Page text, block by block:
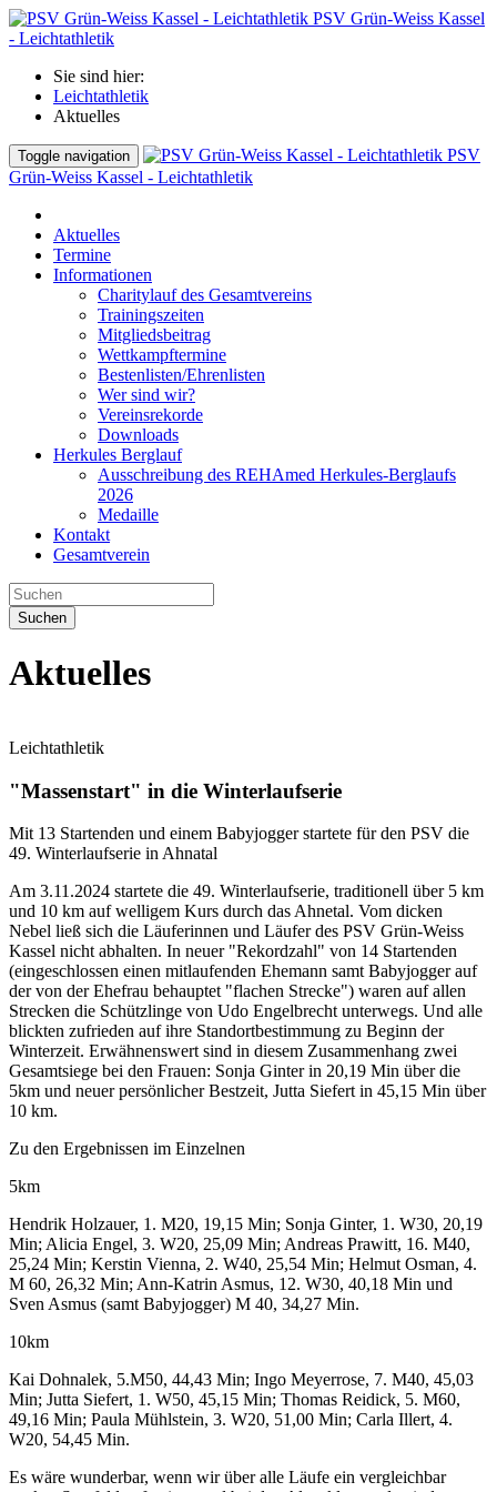
PSV Grün-Weiss Kassel
- Leichtathletik
Sie sind hier:
Leichtathletik
Aktuelles
Toggle navigation
PSV
Grün-Weiss Kassel - Leichtathletik
Aktuelles
Termine
Informationen
Charitylauf des Gesamtvereins
Trainingszeiten
Mitgliedsbeitrag
Wettkampftermine
Bestenlisten/Ehrenlisten
Wer sind wir?
Vereinsrekorde
Downloads
Herkules Berglauf
Ausschreibung des REHAmed Herkules-Berglaufs
2026
Medaille
Kontakt
Gesamtverein
Suchen
Aktuelles
Leichtathletik
"Massenstart" in die Winterlaufserie
Mit 13 Startenden und einem Babyjogger startete für den PSV die
49. Winterlaufserie in Ahnatal
Am 3.11.2024 startete die 49. Winterlaufserie, traditionell über 5 km
und 10 km auf welligem Kurs durch das Ahnetal. Vom dicken
Nebel ließ sich die Läuferinnen und Läufer des PSV Grün-Weiss
Kassel nicht abhalten. In neuer "Rekordzahl" von 14 Startenden
(eingeschlossen einen mitlaufenden Ehemann samt Babyjogger auf
der von der Ehefrau behauptet "flachen Strecke") waren auf allen
Strecken die Schützlinge von Udo Engelbrecht unterwegs. Und alle
blickten zufrieden auf ihre Standortbestimmung zu Beginn der
Winterzeit. Erwähnenswert sind in diesem Zusammenhang zwei
Gesamtsiege bei den Frauen: Sonja Ginter in 20,19 Min über die
5km und neuer persönlicher Bestzeit, Jutta Siefert in 45,15 Min über
10 km.
Zu den Ergebnissen im Einzelnen
5km
Hendrik Holzauer, 1. M20, 19,15 Min; Sonja Ginter, 1. W30, 20,19
Min; Alicia Engel, 3. W20, 25,09 Min; Andreas Prawitt, 16. M40,
25,24 Min; Kerstin Vienna, 2. W40, 25,54 Min; Helmut Osman, 4.
M 60, 26,32 Min; Ann-Katrin Asmus, 12. W30, 40,18 Min und
Sven Asmus (samt Babyjogger) M 40, 34,27 Min.
10km
Kai Dohnalek, 5.M50, 44,43 Min; Ingo Meyerrose, 7. M40, 45,03
Min; Jutta Siefert, 1. W50, 45,15 Min; Thomas Reidick, 5. M60,
49,16 Min; Paula Mühlstein, 3. W20, 51,00 Min; Carla Illert, 4.
W20, 54,45 Min.
Es wäre wunderbar, wenn wir über alle Läufe ein vergleichbar